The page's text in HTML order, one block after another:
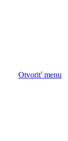
Otvoriť menu